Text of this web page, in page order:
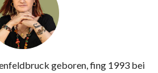
geboren, fing 1993 bei